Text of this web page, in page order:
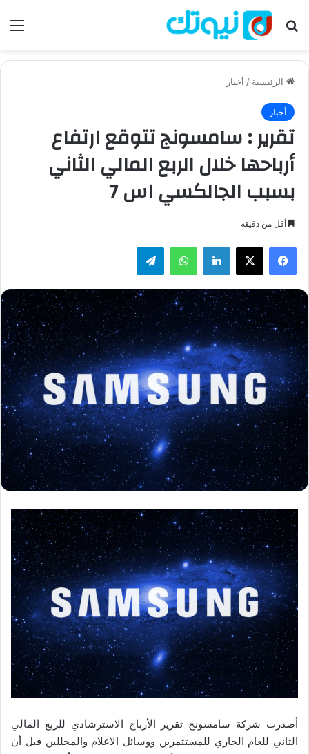
بحث عن
الرئيسية / أخبار
أخبار
تقرير : سامسونج تتوقع ارتفاع
أرباحها خلال الربع المالي الثاني
بسبب الجالكسي اس 7
أقل من دقيقة
فيسبوك لينكدإن واتساب
أصدرت شركة سامسونج تقرير الأرباح الاسترشادي للربع المالي
الثاني للعام الجاري للمستثمرين ووسائل الاعلام والمحللين قبل أن